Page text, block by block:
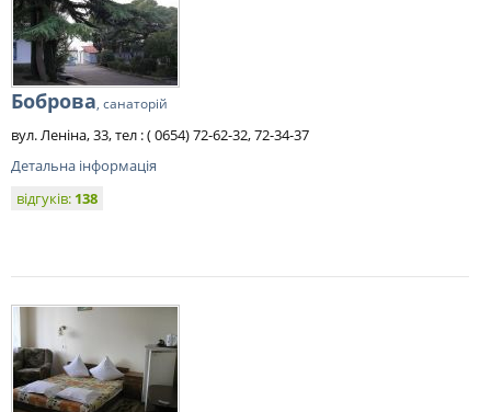
Боброва, санаторій
вул. Леніна, 33, тел : ( 0654) 72-62-32, 72-34-37
Детальна інформація
відгуків: 138